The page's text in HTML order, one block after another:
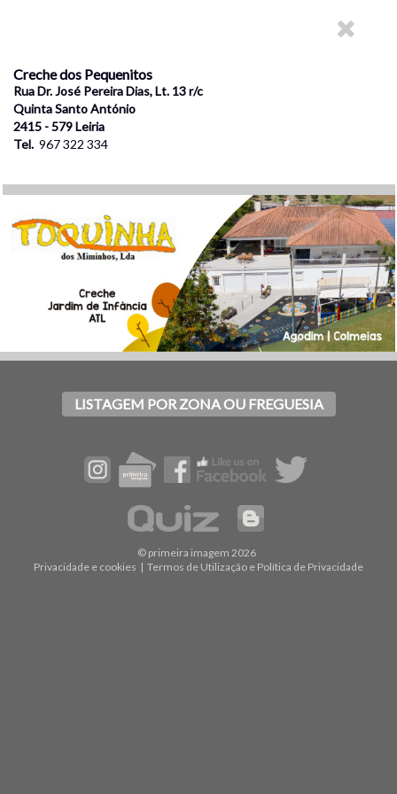
Creche dos Pequenitos
Rua Dr. José Pereira Dias, Lt. 13 r/c
Quinta Santo António
2415 - 579 Leiria
Tel. 967 322 334
LISTAGEM POR ZONA OU FREGUESIA
© primeira imagem 2026
Privacidade e cookies | Termos de Utilização e Política de Privacidade